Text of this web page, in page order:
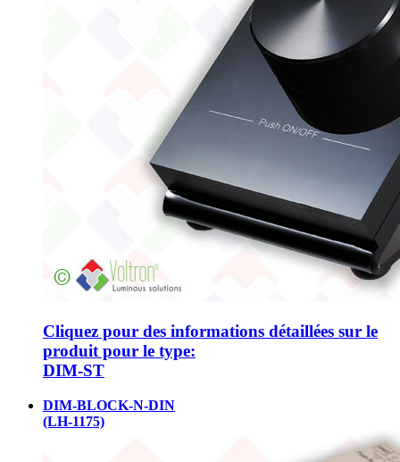
Cliquez pour des informations détaillées sur le
produit pour le type:
DIM-ST
DIM-BLOCK-N-DIN
(LH-1175)